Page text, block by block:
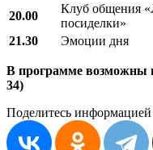
20.00
Клуб общения
посиделки»
21.30
Эмоции дня
В программе возможны
34)
Поделитесь информацией